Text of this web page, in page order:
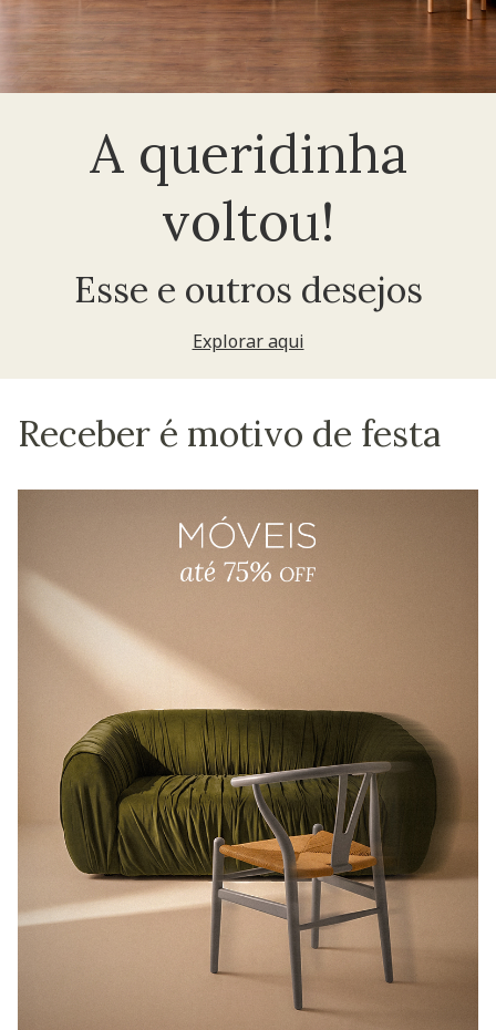
A queridinha
voltou!
Esse e outros desejos
Explorar aqui
Receber é motivo de festa